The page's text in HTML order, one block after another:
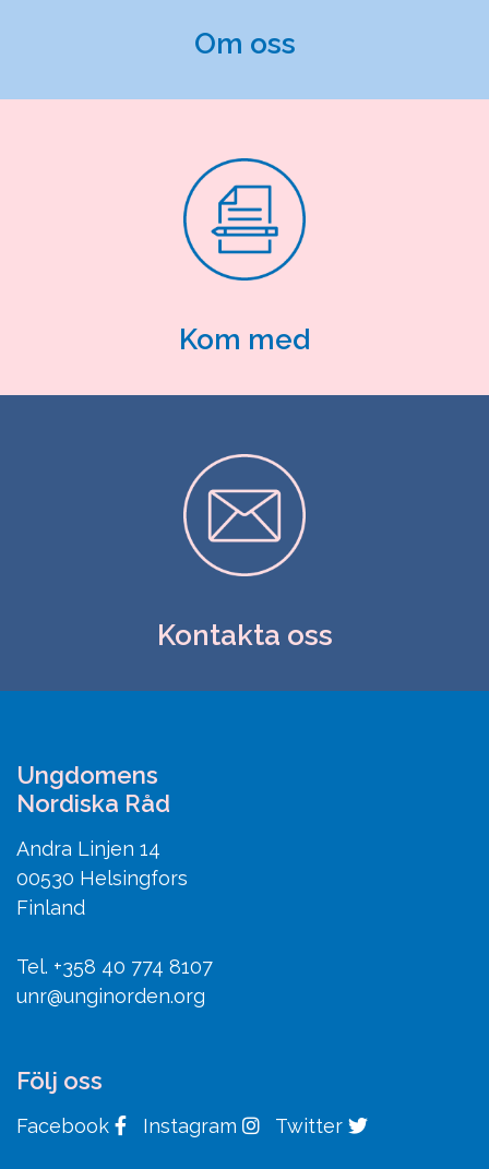
Om oss
Kom med
Kontakta oss
Ungdomens
Nordiska Råd
Andra Linjen 14
00530 Helsingfors
Finland
Tel. +358 40 774 8107
unr@unginorden.org
Följ oss
Facebook Instagram Twitter